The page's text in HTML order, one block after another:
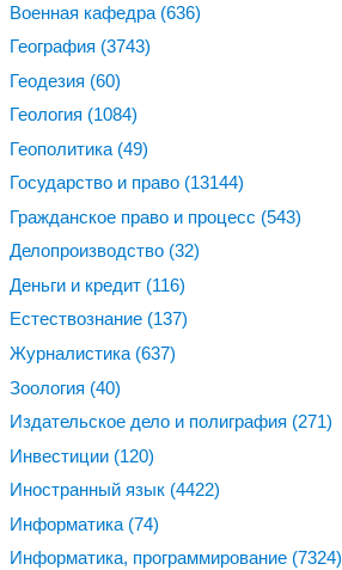
Военная кафедра (636)
География (3743)
Геодезия (60)
Геология (1084)
Геополитика (49)
Государство и право (13144)
Гражданское право и процесс (543)
Делопроизводство (32)
Деньги и кредит (116)
Естествознание (137)
Журналистика (637)
Зоология (40)
Издательское дело и полиграфия (271)
Инвестиции (120)
Иностранный язык (4422)
Информатика (74)
Информатика, программирование (7324)